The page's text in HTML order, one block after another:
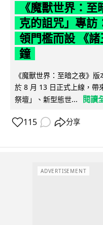
《魔獸世界：
克的詛咒」專訪
領門檻而設 《
鐘
《魔獸世界：至暗之夜》
於 8 月 13 日正式上線，帶
祭壇」、新型態世...
閱讀
115 分享
ADVERTISEMENT